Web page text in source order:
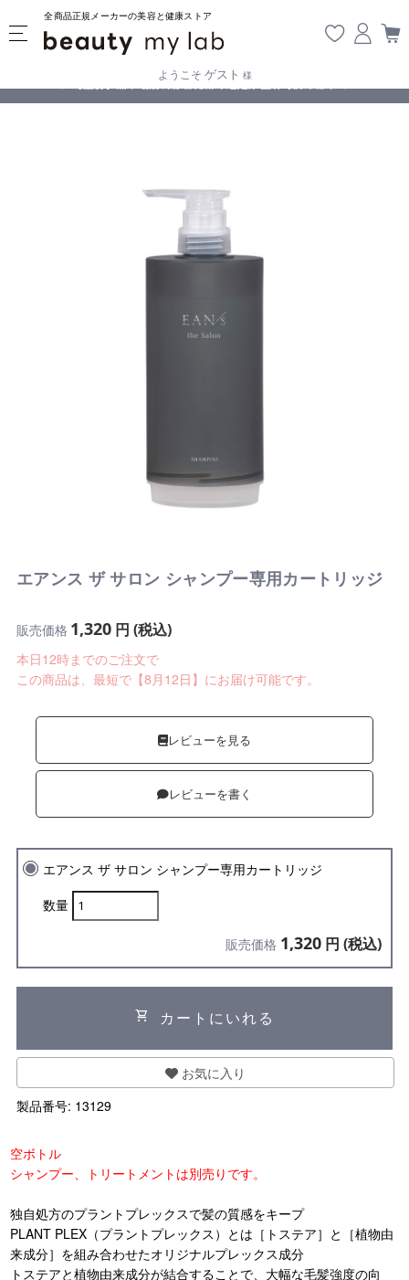
全商品正規メーカーの美容と健康ストア
ようこそ ゲスト 様
【重要】熊本地震の影響により遅延が生じております
エアンス ザ サロン シャンプー専用カートリッジ
販売価格 1,320円 (税込)
本日12時までのご注文で
この商品は、最短で【8月12日】にお届け可能です。
レビューを見る
レビューを書く
エアンス ザ サロン シャンプー専用カートリッジ
数量
販売価格 1,320 円 (税込)
shopping_cart カートにいれる
お気に入り
製品番号: 13129
空ボトル
シャンプー、トリートメントは別売りです。
独自処方のプラントプレックスで髪の質感をキープ
PLANT PLEX（プラントプレックス）とは［トステア］と［植物由
来成分］を組み合わせたオリジナルプレックス成分
トステアと植物由来成分が結合することで、大幅な毛髪強度の向